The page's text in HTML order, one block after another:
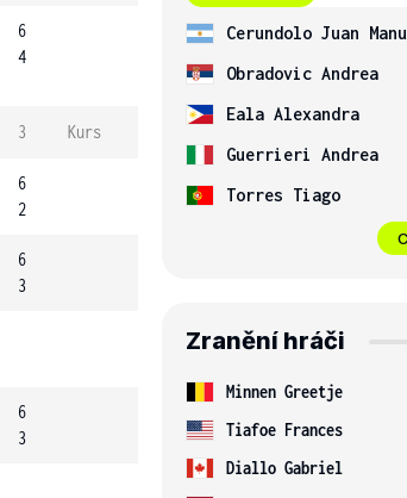
6
4
3 Kurs
6
2
6
3
6
3
Cerundolo Juan
Obradovic Andrea
Eala Alexandra
Guerrieri Andrea
Torres Tiago
Zranění hráči
Minnen Greetje
Tiafoe Frances
Diallo Gabriel